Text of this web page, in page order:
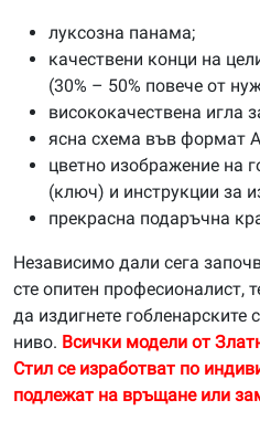
луксозна панама;
качествени конци на
(30% – 50% повече от
висококачествена игла
ясна схема във формат
цветно изображение на
(ключ) и инструкции за
прекрасна подаръчна
Независимо дали сега
сте опитен професионалист,
да издигнете
ниво. Всички модели от
Стил се изработват по
подлежат на връщане или